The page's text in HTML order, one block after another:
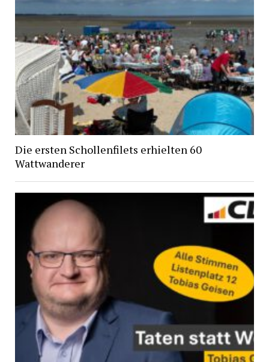
Die ersten Schollenfilets erhielten 60
Wattwanderer